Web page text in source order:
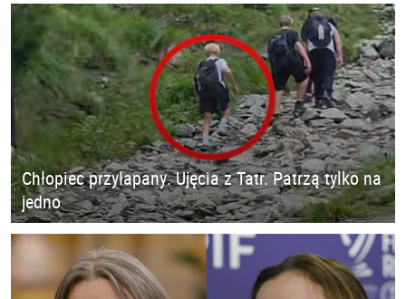
Chłopiec przyłapany. Ujęcia z Tatr. Patrzą tylko na
jedno